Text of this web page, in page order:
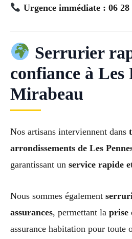
Urgence immédiate : 06 28
Serrurier
confiance à Les
Mirabeau
Nos artisans interviennent dans
arrondissements de Les
garantissant un service rapide
Nous sommes également
assurances, permettant la prise
assurance habitation pour toute